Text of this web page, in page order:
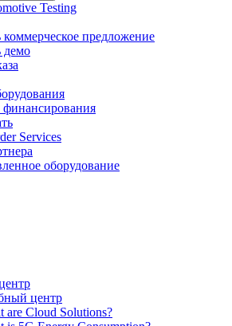
Testing
коммерческое предложение
демо
Services
оборудование
центр
are Cloud Solutions?